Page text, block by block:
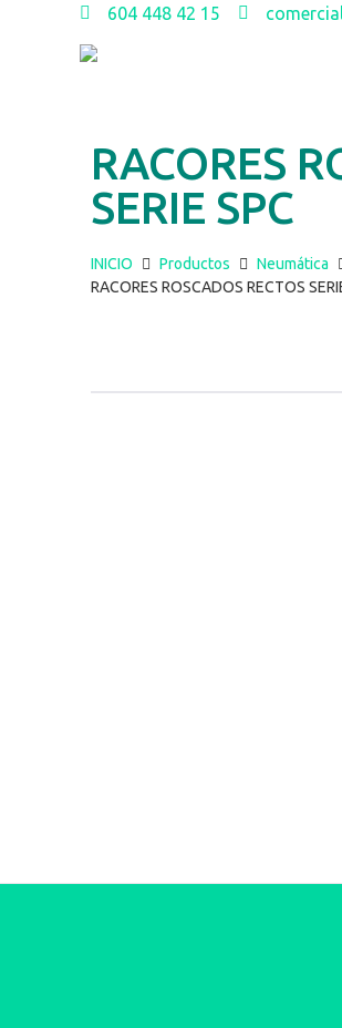
604 448 42 15
RACORES
SERIE SPC
INICIO Productos Neumática
RACORES ROSCADOS RECTOS